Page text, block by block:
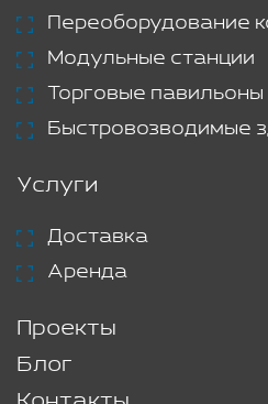
Переоборудование
Модульные станции
Торговые павильоны
Быстровозводимые
Услуги
Доставка
Аренда
Проекты
Блог